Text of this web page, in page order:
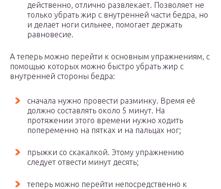
действенно, отлично развлекает. Позволяет не
только убрать жир с внутренней части бедра, но
и делает ноги сильнее, помогает держать
равновесие.
А теперь можно перейти к основным упражнениям, с
помощью которых можно быстро убрать жир с
внутренней стороны бедра:
сначала нужно провести разминку. Время её
должно составлять около 5 минут. На
протяжении этого времени нужно ходить
попеременно на пятках и на пальцах ног;
прыжки со скакалкой. Этому упражнению
следует отвести минут десять;
теперь можно перейти непосредственно к